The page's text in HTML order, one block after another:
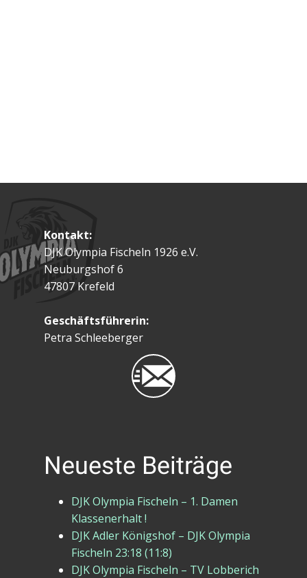
Kontakt:
DJK Olympia Fischeln 1926 e.V.
Neuburgshof 6
47807 Krefeld
Geschäftsführerin:
Petra Schleeberger
Neueste Beiträge
DJK Olympia Fischeln – 1. Damen
Klassenerhalt !
DJK Adler Königshof – DJK Olympia
Fischeln 23:18 (11:8)
DJK Olympia Fischeln – TV Lobberich